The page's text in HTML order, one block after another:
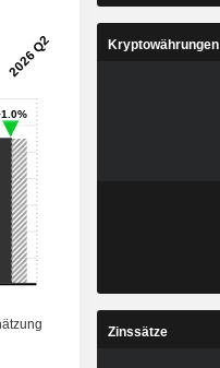
Kryptowährungen
Zinssätze